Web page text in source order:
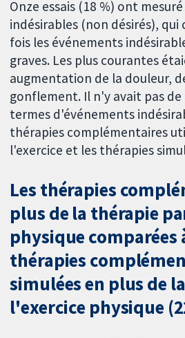
Onze essais (18 %) ont
indésirables (non désirés),
fois les événements
graves. Les plus courantes
augmentation de la douleur,
gonflement. Il n'y avait pas de
termes d'événements
thérapies complémentaires
l'exercice et les thérapies
Les thérapies
plus de la thérapie
physique comparées
thérapies
simulées en plus de
l'exercice physique